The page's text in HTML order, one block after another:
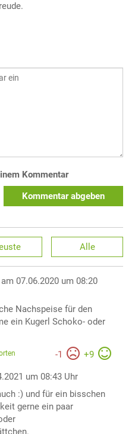
Kommentar
Kommentar abgeben
Alle
am 07.06.2020 um 08:20
Nachspeise für den
ein Kugerl Schoko- oder
-1 +9
um 08:43 Uhr
:) und für ein bisschen
gerne ein paar